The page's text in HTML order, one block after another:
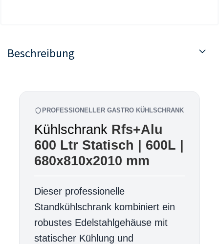
Beschreibung
PROFESSIONELLER GASTRO KÜHLSCHRANK
Kühlschrank Rfs+Alu
600 Ltr Statisch | 600L |
680x810x2010 mm
Dieser professionelle
Standkühlschrank kombiniert ein
robustes Edelstahlgehäuse mit
statischer Kühlung und